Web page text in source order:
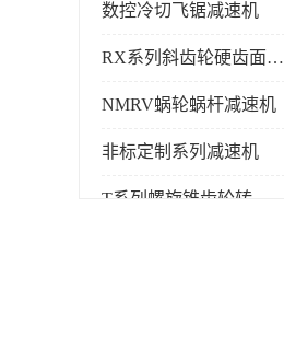
数控冷切飞锯减速机
RX系列斜齿轮硬齿面减速机
NMRV蜗轮蜗杆减速机
非标定制系列减速机